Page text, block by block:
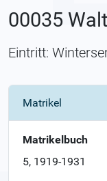
00035
Eintritt:
Matrikel
Matrikelbuch
5, 1919-1931